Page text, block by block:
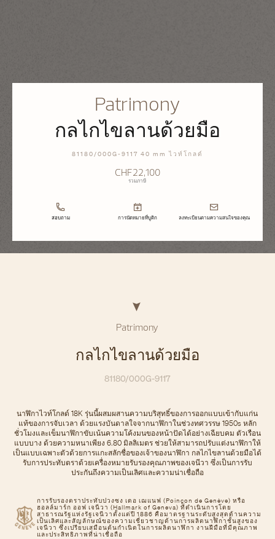
Patrimony
กลไกไขลานด้วยมือ
81180/000G-9117 40 mm ไวท์โกลด์
CHF22,100
รวมภาษี
สอบถาม การนัดหมายที่บูติก ลงทะเบียนตามความสนใจของคุณ
Patrimony
กลไกไขลานด้วยมือ
81180/000G-9117
การรับรองตราประทับปวงซง เดอ เฌแนฟ (Poinçon de Genève) หรือ
ฮอลล์มาร์ก ออฟ เจนีวา (Hallmark of Geneva) ที่ดำเนินการโดย
สาธารณรัฐแห่งรัฐเจนีวาตั้งแต่ปี 1886 คือมาตรฐานระดับสูงสุดด้านความ
เป็นเลิศและสัญลักษณ์ของความเชี่ยวชาญด้านการผลิตนาฬิกาชั้นสูงของ
เจนีวา ซึ่งเปรียบเสมือนต้นกำเนิดในการผลิตนาฬิกา งานฝีมือที่มีคุณภาพ
และประสิทธิภาพที่น่าเชื่อถือ
นาฬิกาไวท์โกลด์ 18K รุ่นนี้ผสมผสานความบริสุทธิ์ของการออกแบบเข้ากับแก่น
แท้ของการจับเวลา ด้วยแรงบันดาลใจจากนาฬิกาในช่วงทศวรรษ 1950s หลัก
ชั่วโมงและเข็มนาฬิกาขับเน้นความโค้งมนของหน้าปัดได้อย่างเฉียบคม ตัวเรือน
แบบบาง ด้วยความหนาเพียง 6.80 มิลลิเมตร ช่วยให้สามารถปรับแต่งนาฬิกาให้
เป็นแบบเฉพาะตัวด้วยการแกะสลักชื่อของเจ้าของนาฬิกา กลไกไขลานด้วยมือได้
รับการประทับตราด้วยเครื่องหมายรับรองคุณภาพของเจนีวา ซึ่งเป็นการรับ
ประกันถึงความเป็นเลิศและความน่าเชื่อถือ